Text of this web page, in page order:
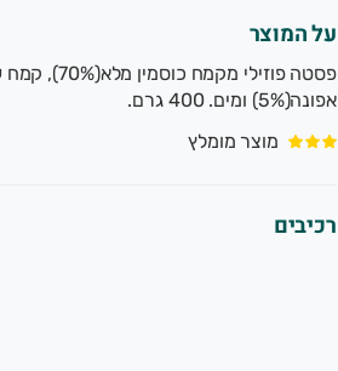
על המוצר
אפונה(5%) ומים. 400 גרם.
מוצר מומלץ
רכיבים